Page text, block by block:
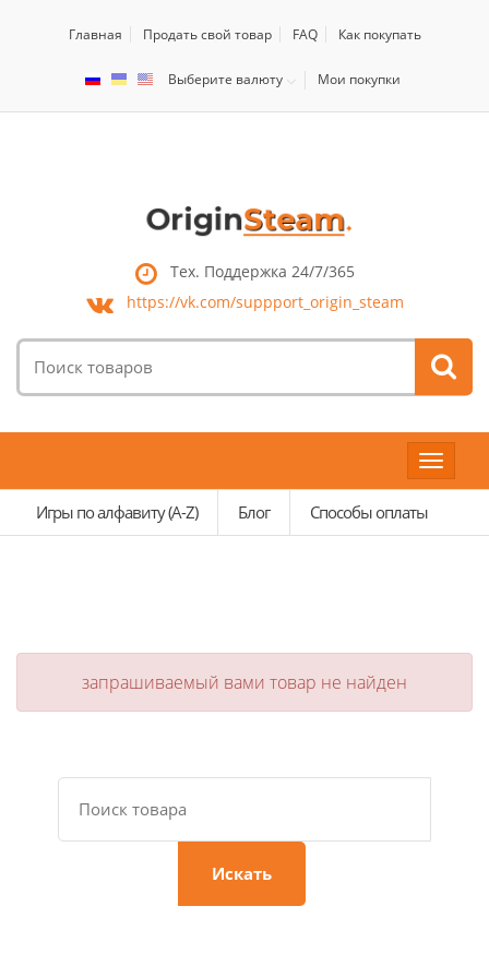
Главная Продать свой товар FAQ Как покупать
Выберите валюту Мои покупки
Тех. Поддержка 24/7/365
https://vk.com/suppport_origin_steam
товаров:
Toggle
Игры по алфавиту (A-Z)
Блог Способы оплаты
запрашиваемый вами товар не найден
Искать